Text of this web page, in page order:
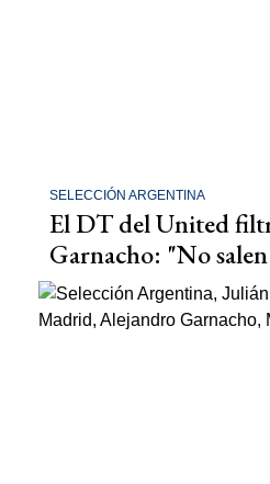
SELECCIÓN ARGENTINA
El DT del United
Garnacho: "No